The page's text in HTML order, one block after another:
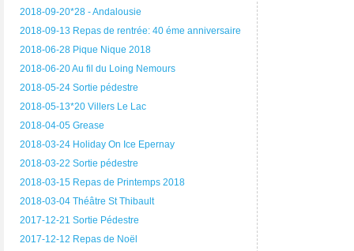
2018-09-20*28 - Andalousie
2018-09-13 Repas de rentrée: 40 éme anniversaire
2018-06-28 Pique Nique 2018
2018-06-20 Au fil du Loing Nemours
2018-05-24 Sortie pédestre
2018-05-13*20 Villers Le Lac
2018-04-05 Grease
2018-03-24 Holiday On Ice Epernay
2018-03-22 Sortie pédestre
2018-03-15 Repas de Printemps 2018
2018-03-04 Théâtre St Thibault
2017-12-21 Sortie Pédestre
2017-12-12 Repas de Noël